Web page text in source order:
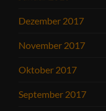
Dezember 2017
November 2017
Oktober 2017
September 2017